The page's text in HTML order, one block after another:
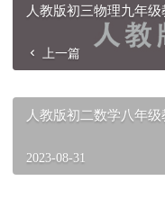
人教版初三物理九年
上一篇
人教版初二数学八年
2023-08-31